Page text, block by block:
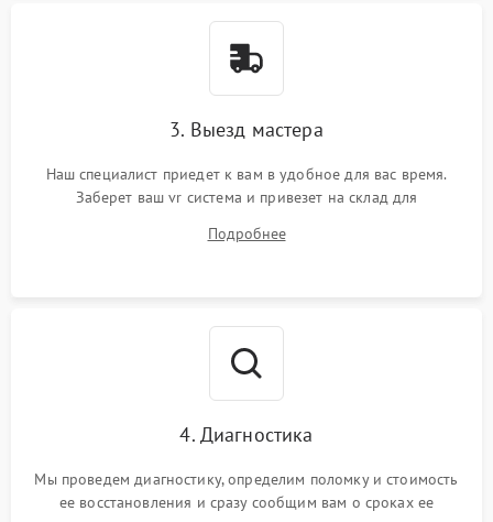
3. Выезд мастера
Наш специалист приедет к вам в удобное для вас время.
Заберет ваш vr система и привезет на склад для
Подробнее
4. Диагностика
Мы проведем диагностику, определим поломку и стоимость
ее восстановления и сразу сообщим вам о сроках ее